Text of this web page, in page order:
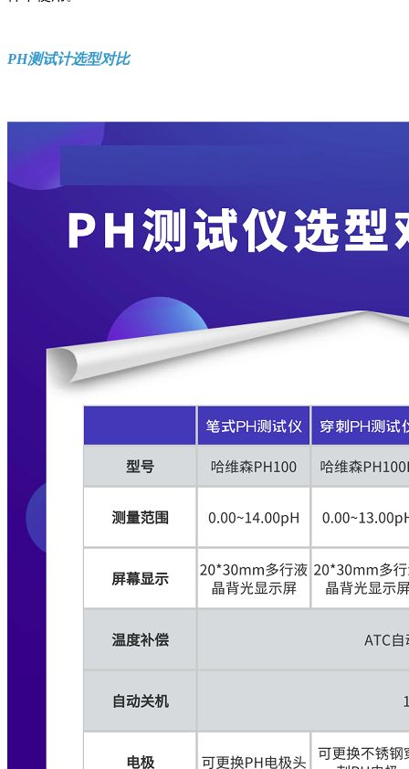
PH测试计选型对比